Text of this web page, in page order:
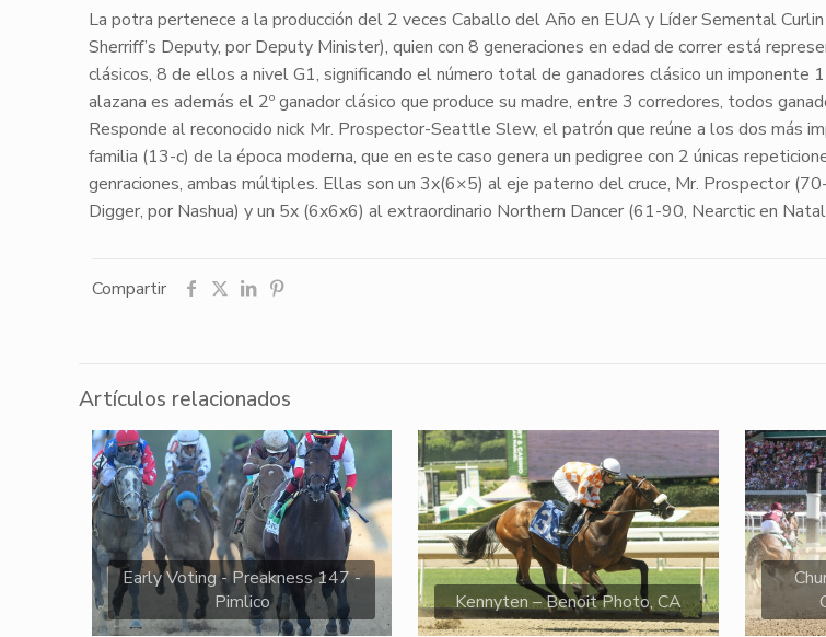
La potra pertenece a la producción del 2 veces Caballo del Año en EUA y Líder SementalCurlin
Sherriff’s Deputy, por Deputy Minister), quien con 8 generaciones en edad de correrestá
clásicos, 8 de ellos a nivelG1, significando el número total de ganadores clásico un imponente
alazana es además el 2º ganador clásico que produce su madre, entre 3 corredores, todos
Responde al reconocido nick Mr. Prospector-Seattle Slew, el patrón que reúne a los dos más
familia (13-c) de la época moderna, que en este caso genera un pedigree con 2 únicas
genraciones, ambas múltiples. Ellas son un 3x(6×5) al eje paterno del cruce, Mr. Prospector
Digger, por Nashua) y un 5x(6x6x6) al extraordinario Northern Dancer(61-90, Nearctic en
Compartir
Artículos relacionados
Early Voting - Preakness 147 -
Pimlico
Kennyten – Benoit Photo, CA